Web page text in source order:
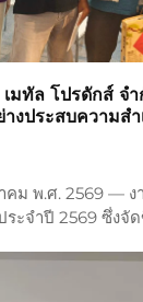
มทัล โปรดักส์ จ
งประสบความสำ
คม พ.ศ. 2569 —
ระจำปี 2569 ซึ่งจั
าร์ตา บริษัทซูโจว
ร์นิเจอร์โลหะ ผลิ